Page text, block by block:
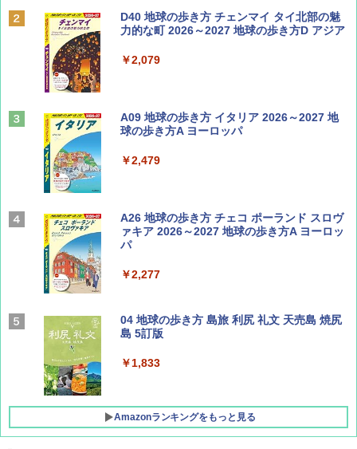
BE-PAL(ビ-パル) 2026年 9 月号【特別付録:
SOTO ミニマル"旅"財布 ランダム2種】
￥1,500
ディズニーファン ２０２６年 ９月号 [雑
誌] (ＤＩＳＮＥＹ ＦＡＮ)
￥713
山と溪谷 2026年8月号「南アルプス大全」
￥1,540
サライ 2026年 9月号 [雑誌]
D40 地球の歩き方 チェンマイ タイ北部の魅
力的な町 2026～2027 地球の歩き方D アジア
￥2,079
A09 地球の歩き方 イタリア 2026～2027 地
球の歩き方A ヨーロッパ
￥2,479
A26 地球の歩き方 チェコ ポーランド スロヴ
ァキア 2026～2027 地球の歩き方A ヨーロッ
パ
￥2,277
04 地球の歩き方 島旅 利尻 礼文 天売島 焼尻
島 5訂版
￥1,833
Amazonランキングをもっと見る